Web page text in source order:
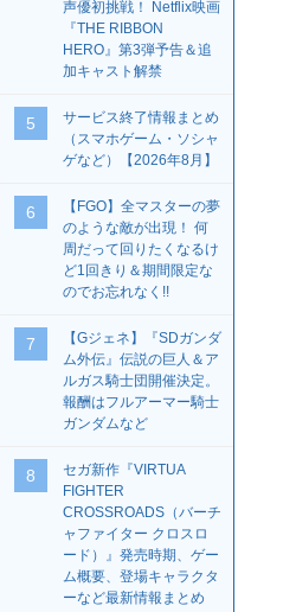
声優初挑戦！ Netflix映画
『THE RIBBON
HERO』第3弾予告＆追
加キャスト解禁
5
サービス終了情報まとめ
（スマホゲーム・ソシャ
ゲなど）【2026年8月】
6
【FGO】全マスターの夢
のような敵が出現！ 何
周だって回りたくなるけ
ど1回きり＆期間限定な
のでお忘れなく!!
7
【Gジェネ】『SDガンダ
ム外伝』伝説の巨人＆ア
ルガス騎士団開催決定。
報酬はフルアーマー騎士
ガンダムなど
8
セガ新作『VIRTUA
FIGHTER
CROSSROADS（バーチ
ャファイター クロスロ
ード）』発売時期、ゲー
ム概要、登場キャラクタ
ーなど最新情報まとめ